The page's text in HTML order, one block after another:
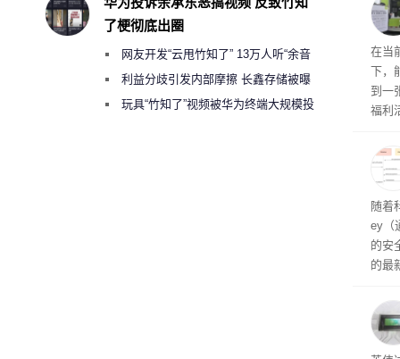
在当
下，
到一
福利
州
家
这一
（
户
随着
ey（
的安
的最
内
以利
并
了梗彻底出圈
网友开发“云甩竹知了” 13万人听“余音
绕梁”利益分歧引发内部摩擦 长鑫存储被曝
曾将华为驻场工程师驱逐出研发基地
玩具“竹知了”视频被华为终端大规模投